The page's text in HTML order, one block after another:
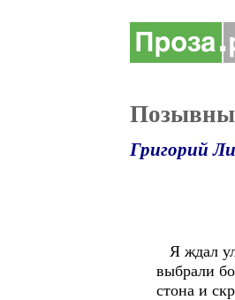
Григорий
Я ждал
выбрали
стона и